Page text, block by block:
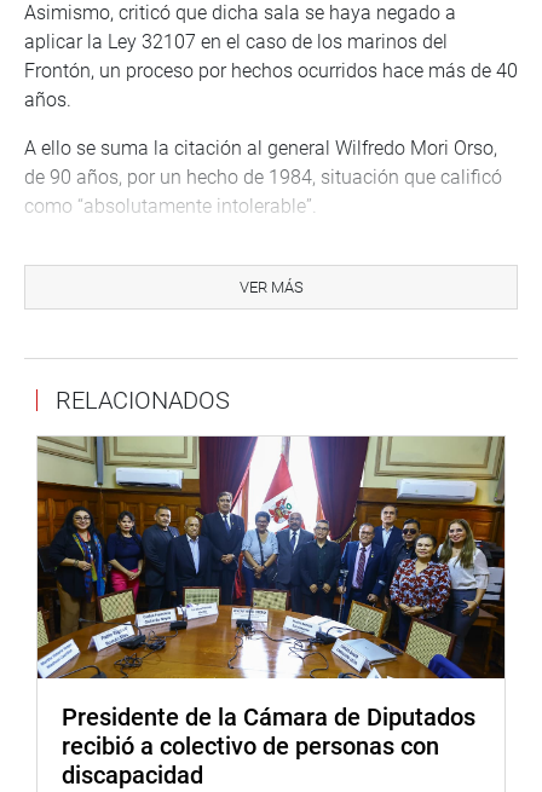
Asimismo, criticó que dicha sala se haya negado a
aplicar la Ley 32107 en el caso de los marinos del
Frontón, un proceso por hechos ocurridos hace más de 40
años.
A ello se suma la citación al general Wilfredo Mori Orso,
de 90 años, por un hecho de 1984, situación que calificó
como “absolutamente intolerable”.
Poder Judicial tiene la obligación de aplicarlas. El Poder
Judicial no legisla. Lo que estamos viendo es un
Rospigliosi Capurro en declaraciones a la prensa.
Sedapal y la “planilla de oro”
De otro lado, el presidente encargado del Congreso se
refirió a la situación de Sedapal, que viene exigiendo un
aumento de tarifas bajo el argumento de una crisis
financiera.
Rospigliosi Capurro sostuvo que el problema del agua
potable en Lima y en diversas ciudades del país es
desempeño de las empresas públicas que dependen de
los gobiernos locales y que no han logrado resolver las
necesidades básicas de la población.
VER MÁS
RELACIONADOS
Presidente de la Cámara de Diputados
recibió a colectivo de personas con
discapacidad